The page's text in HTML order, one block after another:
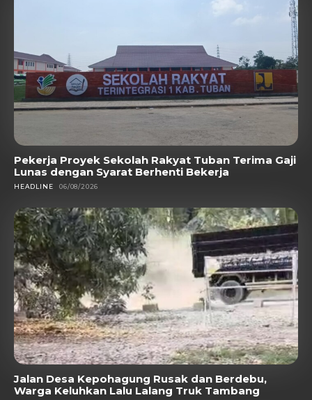
Pekerja Proyek Sekolah Rakyat Tuban Terima Gaji
Lunas dengan Syarat Berhenti Bekerja
HEADLINE 06/08/2026
Jalan Desa Kepohagung Rusak dan Berdebu,
Warga Keluhkan Lalu Lalang Truk Tambang